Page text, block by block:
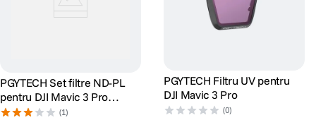
PGYTECH Set filtre ND-PL
pentru DJI Mavic 3 Pro
(NDPL 8 16 32 64)
(1)
PGYTECH Filtru UV pentru
DJI Mavic 3 Pro
(0)